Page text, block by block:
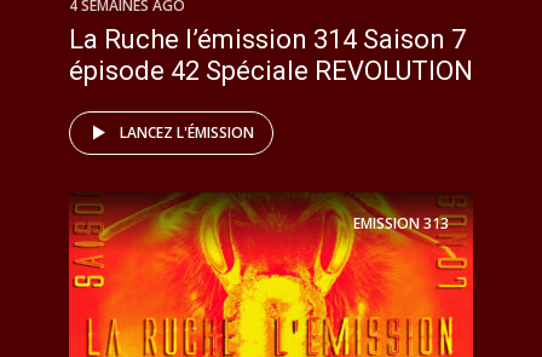
4 SEMAINES AGO
La Ruche l’émission 314 Saison 7
épisode 42 Spéciale REVOLUTION
LANCEZ L'ÉMISSION
EMISSION313